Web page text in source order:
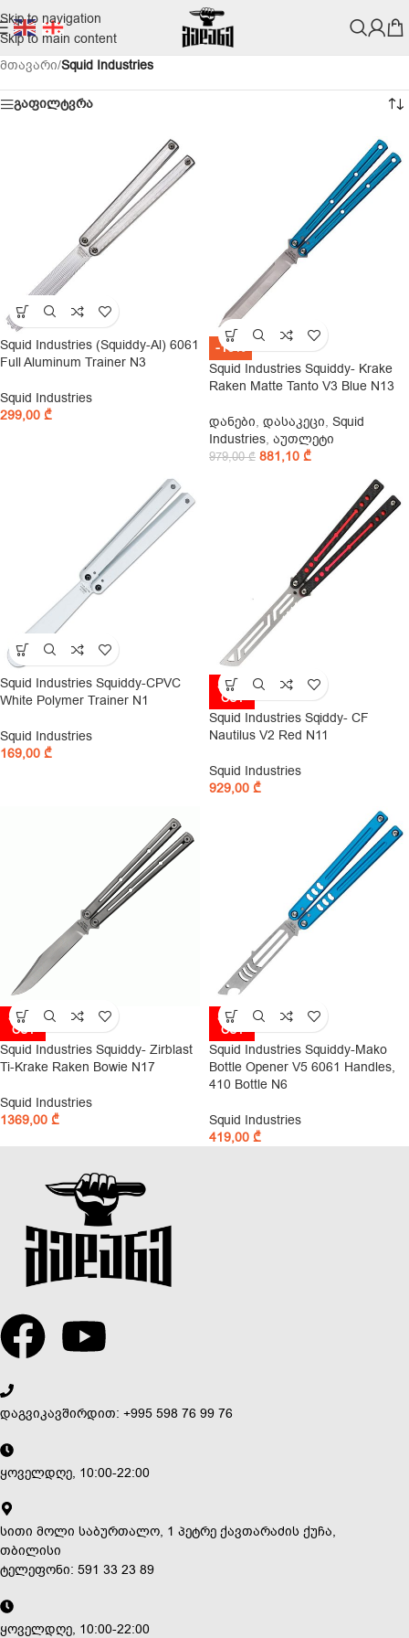
Skip to navigation
Skip to main content
მთავარი/Squid Industries
გაფილტვრა
Squid Industries (Squiddy-Al) 6061
Full Aluminum Trainer N3
Squid Industries
299,00 ₾
-10%
Squid Industries Squiddy- Krake
Raken Matte Tanto V3 Blue N13
დანები, დასაკეცი, Squid
Industries, აუთლეტი
979,00₾ 881,10 ₾
Squid Industries Squiddy-CPVC
White Polymer Trainer N1
Squid Industries
169,00 ₾
SOLD
OUT
Squid Industries Sqiddy- CF
Nautilus V2 Red N11
Squid Industries
929,00 ₾
SOLD
OUT
Squid Industries Squiddy- Zirblast
Ti-Krake Raken Bowie N17
Squid Industries
1369,00 ₾
SOLD
OUT
Squid Industries Squiddy-Mako
Bottle Opener V5 6061 Handles,
410 Bottle N6
Squid Industries
419,00 ₾
დაგვიკავშირდით: +995 598 76 99 76
ყოველდღე, 10:00-22:00
სითი მოლი საბურთალო, 1 პეტრე ქავთარაძის ქუჩა,
თბილისი
ტელეფონი: 591 33 23 89
ყოველდღე, 10:00-22:00